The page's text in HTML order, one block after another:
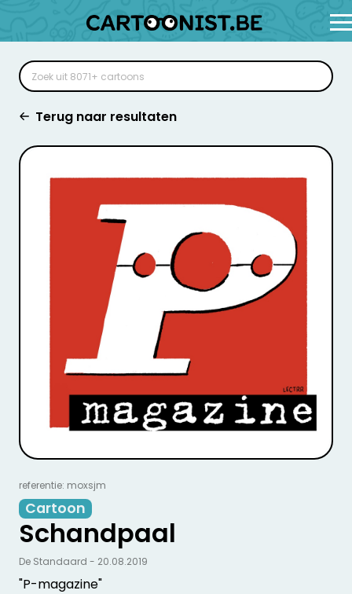
Terug naar resultaten
referentie: moxsjm
Cartoon
Schandpaal
"P-magazine"
De Standaard - 20.08.2019